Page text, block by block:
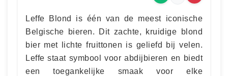
Leffe Blond is één van de meest iconische
Belgische bieren. Dit zachte, kruidige blond
bier met lichte fruittonen is geliefd bij velen.
Leffe staat symbool voor abdijbieren en biedt
een toegankelijke smaak voor elke